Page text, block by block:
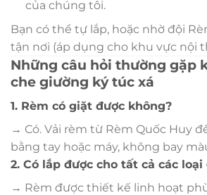
của chúng tôi.
Bạn có thể tự lắp, hoặc nhờ đội
tận nơi (áp dụng cho khu vực nội
Những câu hỏi thường gặp
che giường ký túc xá
1. Rèm có giặt được không?
→ Có. Vải rèm từ Rèm Quốc Huy
bằng tay hoặc máy, không bay
2. Có lắp được cho tất cả các
→ Rèm được thiết kế linh hoạt